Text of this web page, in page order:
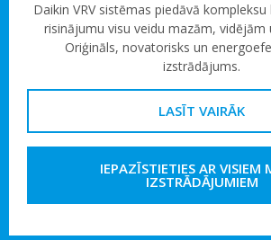
Daikin VRV sistēmas piedāvā
risinājumu visu veidu mazām, vidējām
Oriģināls, novatorisks un
izstrādājums.
LASĪT VAIRĀK
IEPAZĪSTIETIES AR VISIEM
IZSTRĀDĀJUMIEM